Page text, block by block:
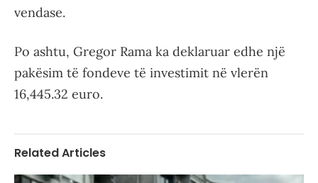
vendase.
Po ashtu, Gregor Rama ka deklaruar edhe një
pakësim të fondeve të investimit në vlerën
16,445.32 euro.
Related Articles